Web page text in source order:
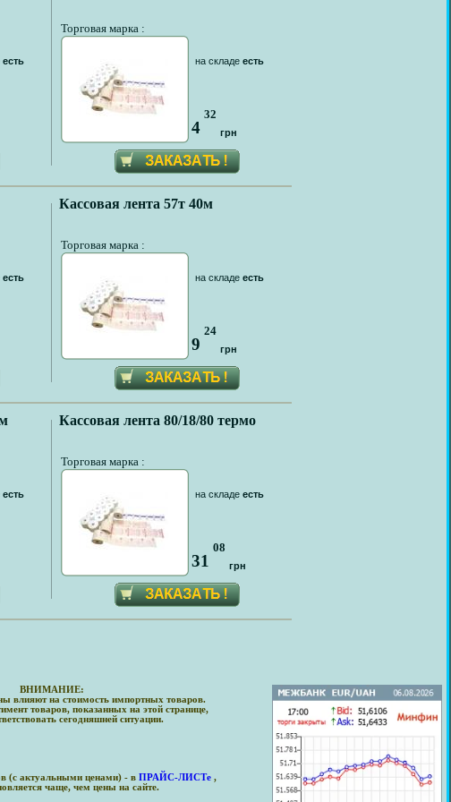
есть
Торговая марка :
4
32
грн
на складе есть
есть
Кассовая лента 57т 40м
Торговая марка :
9
24
грн
на складе есть
есть
Кассовая лента 80/18/80 термо
Торговая марка :
31
08
грн
на складе есть
ВНИМАНИЕ:
влияют на стоимость импортных товаров.
товаров, показанных на этой странице,
сегодняшней ситуации.
(с актуальными ценами) - в ПРАЙС-ЛИСТе ,
чаще, чем цены на сайте.